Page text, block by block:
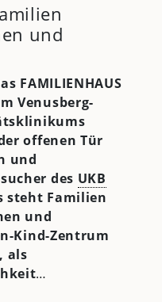
und
FAMILIENHAUS
Venusberg-
offenen Tür
und
des UKB
steht Familien
und
Kind-Zentrum
als
…